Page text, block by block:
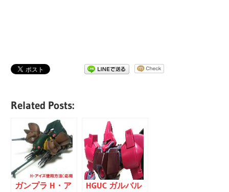
Related Posts:
ガンプラ H・ア
HGUC ガルバル